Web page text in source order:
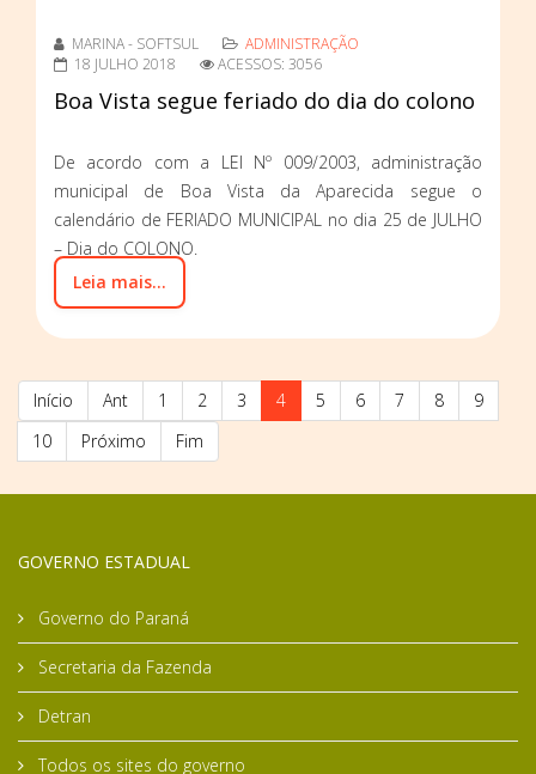
MARINA - SOFTSUL
ADMINISTRAÇÃO
18 JULHO 2018
ACESSOS: 3056
Boa Vista segue feriado do dia do colono
De acordo com a LEI Nº 009/2003, administração
municipal de Boa Vista da Aparecida segue o
calendário de FERIADO MUNICIPAL no dia 25 de JULHO
– Dia do COLONO.
Leia mais...
Início Ant 1 2 3 4 5 6 7 8
9
10
Próximo Fim
GOVERNO ESTADUAL
Governo do Paraná
Secretaria da Fazenda
Detran
Todos os sites do governo